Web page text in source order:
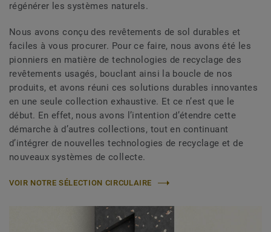
régénérer les systèmes naturels.
Nous avons conçu des revêtements de sol durables et
faciles à vous procurer. Pour ce faire, nous avons été les
pionniers en matière de technologies de recyclage des
revêtements usagés, bouclant ainsi la boucle de nos
produits, et avons réuni ces solutions durables innovantes
en une seule collection exhaustive. Et ce n’est que le
début. En effet, nous avons l’intention d’étendre cette
démarche à d’autres collections, tout en continuant
d’intégrer de nouvelles technologies de recyclage et de
nouveaux systèmes de collecte.
VOIR NOTRE SÉLECTION CIRCULAIRE